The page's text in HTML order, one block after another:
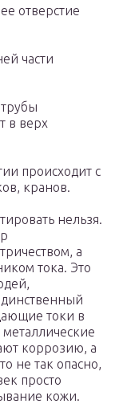
отверстие
части
в верх
происходит с
кранов.
нельзя.
а
тока. Это
токи в
коррозию, а
не так опасно,
просто
кожи.